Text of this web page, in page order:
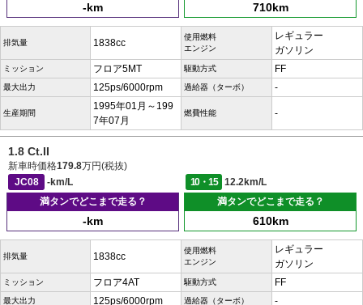
-km 710km
排気量 1838cc
使用燃料
エンジン
レギュラー
ガソリン
ミッション フロア5MT 駆動方式 FF
最大出力 125ps/6000rpm 過給器（ターボ） -
生産期間
1995年01月～199
7年07月
燃費性能 -
1.8 Ct.II
新車時価格179.8万円(税抜)
JC08
-km/L 10・15
12.2km/L
満タンでどこまで走る？
-km
満タンでどこまで走る？
610km
排気量 1838cc
使用燃料
エンジン
レギュラー
ガソリン
ミッション フロア4AT 駆動方式 FF
最大出力 125ps/6000rpm 過給器（ターボ） -